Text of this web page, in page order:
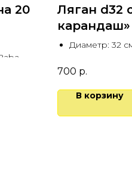
20
Ляган d32
карандаш»
Диаметр: 32
700 р.
В корзину